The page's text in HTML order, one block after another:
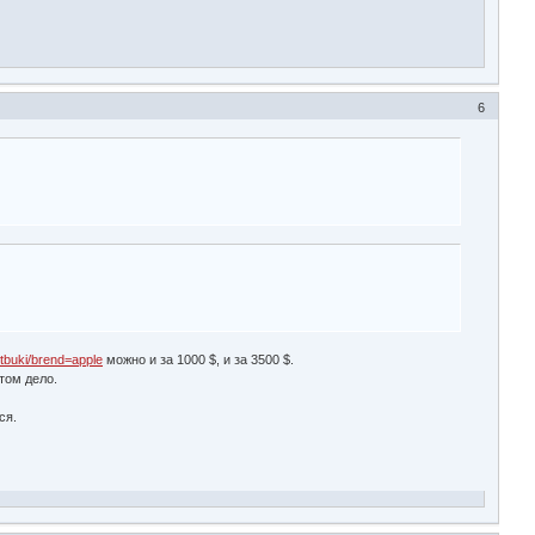
6
brend=apple можно и за 1000 $, и за 3500 $.
дело.